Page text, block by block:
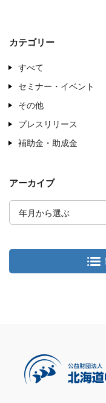
カテゴリー
すべて
セミナー・イベント
その他
プレスリリース
補助金・助成金
アーカイブ
年月から選ぶ